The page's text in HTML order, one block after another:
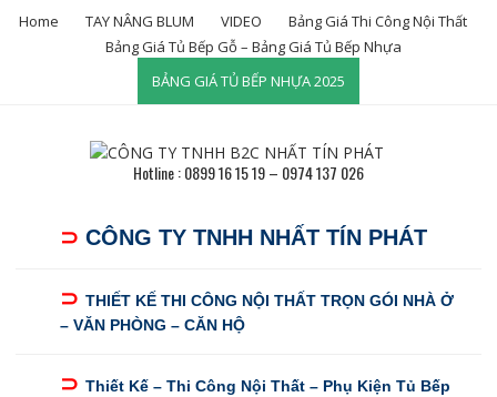
Home TAY NÂNG BLUM VIDEO
Bảng Giá Thi Công Nội Thất
Bảng Giá Tủ Bếp Gỗ – Bảng Giá Tủ Bếp Nhựa
BẢNG GIÁ TỦ BẾP NHỰA 2025
Hotline : 0899 16 15 19 – 0974 137 026
⊃ CÔNG TY TNHH NHẤT TÍN PHÁT
⊃ THIẾT KẾ THI CÔNG NỘI THẤT TRỌN GÓI NHÀ Ở
– VĂN PHÒNG – CĂN HỘ
⊃ Thiết Kế – Thi Công Nội Thất – Phụ Kiện Tủ Bếp